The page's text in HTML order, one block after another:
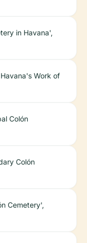
in Havana',
Work of
Colón
Colón
Cemetery',